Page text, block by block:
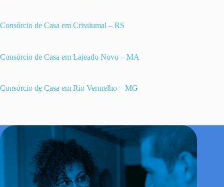
Consórcio de Casa em Crissiumal – RS
Consórcio de Casa em Lajeado Novo – MA
Consórcio de Casa em Rio Vermelho – MG